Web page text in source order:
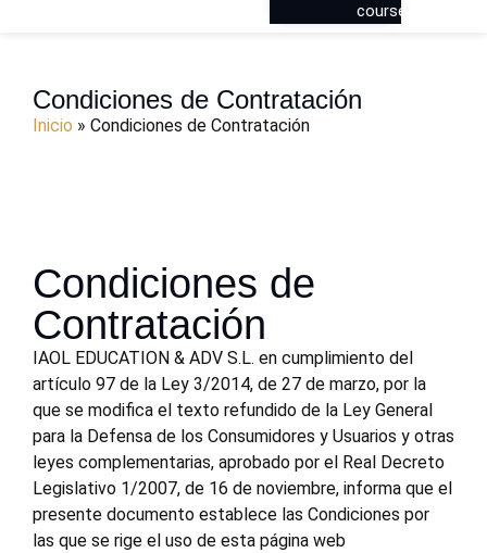
courses
Condiciones de Contratación
Inicio » Condiciones de Contratación
Condiciones de
Contratación
IAOL EDUCATION & ADV S.L. en cumplimiento del
artículo 97 de la Ley 3/2014, de 27 de marzo, por la
que se modifica el texto refundido de la Ley General
para la Defensa de los Consumidores y Usuarios y otras
leyes complementarias, aprobado por el Real Decreto
Legislativo 1/2007, de 16 de noviembre, informa que el
presente documento establece las Condiciones por
las que se rige el uso de esta página web